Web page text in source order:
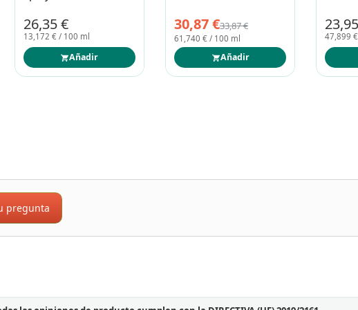
23,95 €
47,899 € / 100 ml
Añadir
27,87 €
13,937 € / 100 ml
Añadir
pregunta